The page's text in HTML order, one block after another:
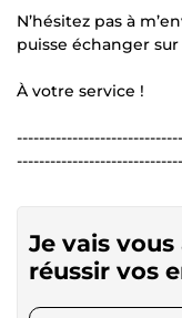
N’hésitez pas à
puisse échanger
À votre service !
Je vais
réussir vos